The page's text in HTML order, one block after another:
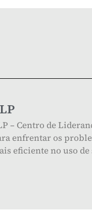
– Centro de
enfrentar os
eficiente no uso